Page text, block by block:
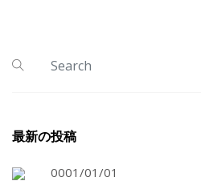
最新の投稿
0001/01/01